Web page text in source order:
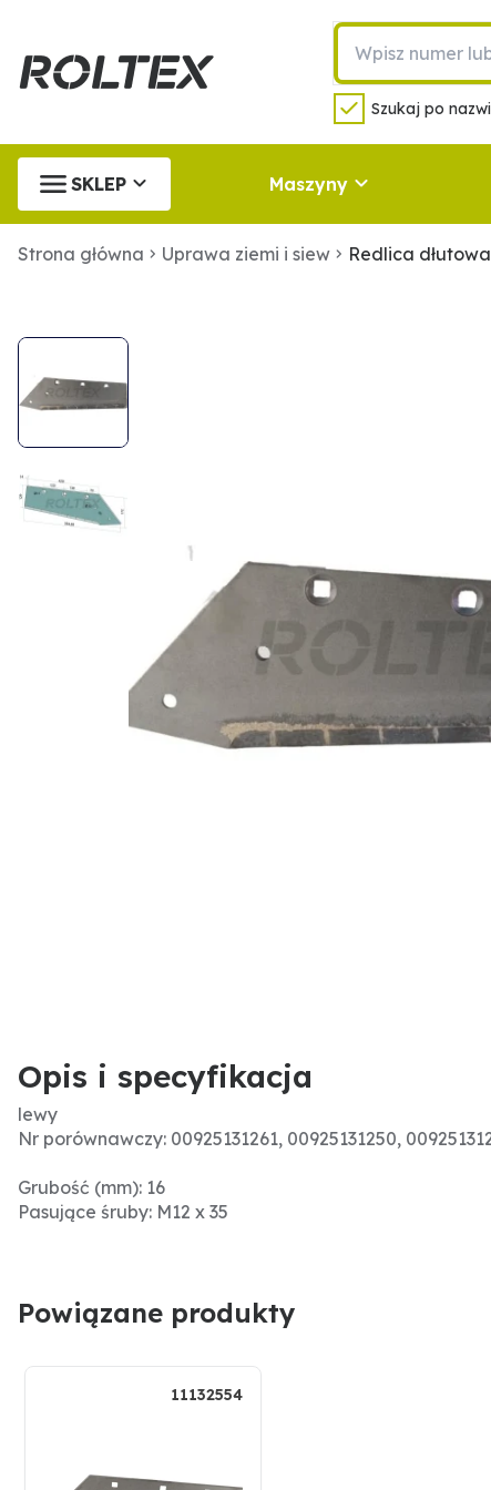
Szukaj po
SKLEP Maszyny
Strona główna Uprawa ziemi i siew Redlica
Opis i specyfikacja
lewy
Nr porównawczy: 00925131261, 00925131250,
Grubość (mm): 16
Pasujące śruby: M12 x 35
Powiązane produkty
11132554